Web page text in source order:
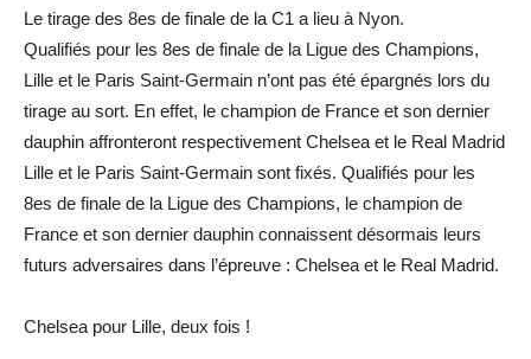
Le tirage des 8es de finale de la C1 a lieu à Nyon.
Qualifiés pour les 8es de finale de la Ligue des Champions,
Lille et le Paris Saint-Germain n’ont pas été épargnés lors du
tirage au sort. En effet, le champion de France et son dernier
dauphin affronteront respectivement Chelsea et le Real Madrid
Lille et le Paris Saint-Germain sont fixés. Qualifiés pour les
8es de finale de la Ligue des Champions, le champion de
France et son dernier dauphin connaissent désormais leurs
futurs adversaires dans l’épreuve : Chelsea et le Real Madrid.
Chelsea pour Lille, deux fois !